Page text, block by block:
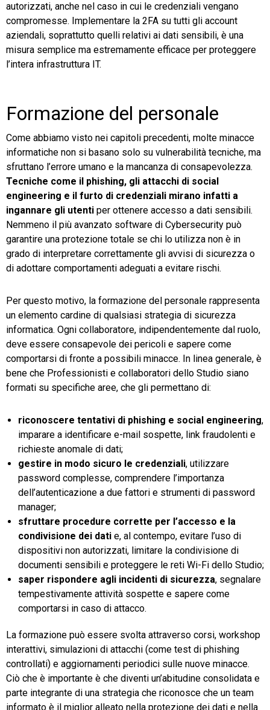
autorizzati, anche nel caso in cui le credenziali vengano
compromesse. Implementare la 2FA su tutti gli account
aziendali, soprattutto quelli relativi ai dati sensibili, è una
misura semplice ma estremamente efficace per proteggere
l’intera infrastruttura IT.
Formazione del personale
Come abbiamo visto nei capitoli precedenti, molte minacce
informatiche non si basano solo su vulnerabilità tecniche, ma
sfruttano l’errore umano e la mancanza di consapevolezza.
Tecniche come il phishing, gli attacchi di social
engineering e il furto di credenziali mirano infatti a
ingannare gli utenti per ottenere accesso a dati sensibili.
Nemmeno il più avanzato software di Cybersecurity può
garantire una protezione totale se chi lo utilizza non è in
grado di interpretare correttamente gli avvisi di sicurezza o
di adottare comportamenti adeguati a evitare rischi.
Per questo motivo, la formazione del personale rappresenta
un elemento cardine di qualsiasi strategia di sicurezza
informatica. Ogni collaboratore, indipendentemente dal ruolo,
deve essere consapevole dei pericoli e sapere come
comportarsi di fronte a possibili minacce. In linea generale, è
bene che Professionisti e collaboratori dello Studio siano
formati su specifiche aree, che gli permettano di:
riconoscere tentativi di phishing e social engineering,
imparare a identificare e-mail sospette, link fraudolenti e
richieste anomale di dati;
gestire in modo sicuro le credenziali, utilizzare
password complesse, comprendere l’importanza
dell’autenticazione a due fattori e strumenti di password
manager;
sfruttare procedure corrette per l’accesso e la
condivisione dei dati e, al contempo, evitare l’uso di
dispositivi non autorizzati, limitare la condivisione di
documenti sensibili e proteggere le reti Wi-Fi dello Studio;
saper rispondere agli incidenti di sicurezza, segnalare
tempestivamente attività sospette e sapere come
comportarsi in caso di attacco.
La formazione può essere svolta attraverso corsi, workshop
interattivi, simulazioni di attacchi (come test di phishing
controllati) e aggiornamenti periodici sulle nuove minacce.
Ciò che è importante è che diventi un’abitudine consolidata e
parte integrante di una strategia che riconosce che un team
informato è il miglior alleato nella protezione dei dati e nella